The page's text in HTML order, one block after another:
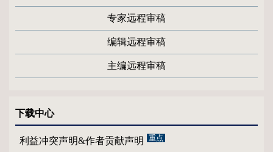
专家远程审稿
编辑远程审稿
主编远程审稿
下载中心
利益冲突声明&作者贡献声明